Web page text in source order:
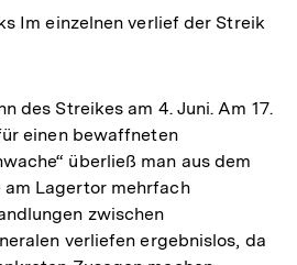
Im einzelnen verlief der Streik
des Streikes am 4. Juni. Am 17.
einen bewaffneten
überließ man aus dem
am Lagertor mehrfach
zwischen
verliefen ergebnislos, da